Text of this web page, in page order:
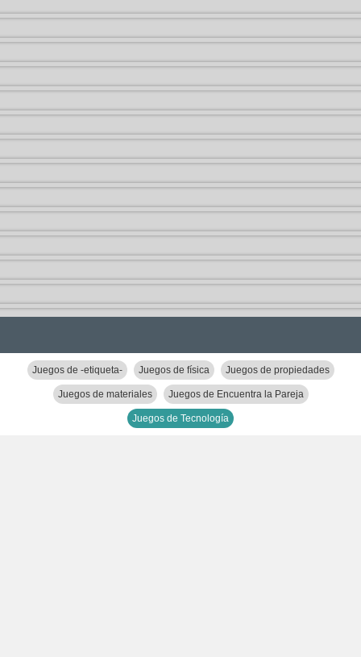
Juegos de -etiqueta- Juegos de física Juegos de propiedades
Juegos de materiales Juegos de Encuentra la Pareja
Juegos de Tecnología